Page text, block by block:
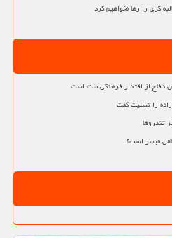
گری را رها نخواهیم کرد
دفاع از اقتدار فرهنگی ملت است
را تسلیت گفت
تندروها
میسر است؟